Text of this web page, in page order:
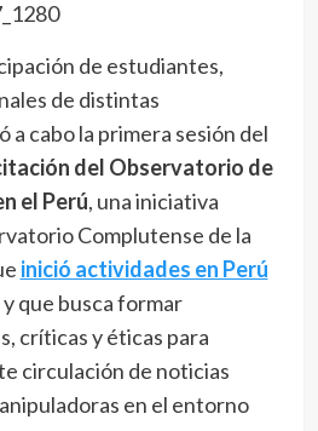
de estudiantes,
de distintas
a cabo la primera sesión del
del Observatorio de
el Perú, una iniciativa
Complutense de la
inició actividades en Perú
y que busca formar
críticas y éticas para
circulación de noticias
en el entorno